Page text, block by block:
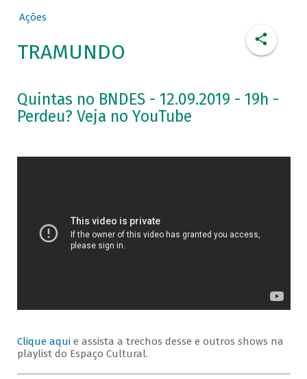
Ações
TRAMUNDO
Quintas no BNDES - 12.09.2019 - 19h -
Perdeu? Veja no YouTube
Clique aquie assista a trechos desse e outros shows na
playlist do Espaço Cultural.